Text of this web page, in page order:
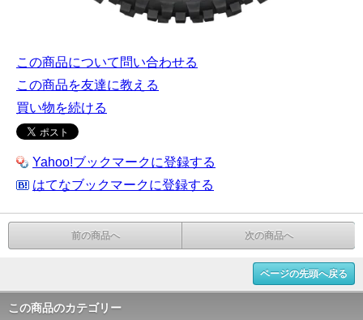
この商品について問い合わせる
この商品を友達に教える
買い物を続ける
Yahoo!ブックマークに登録する
はてなブックマークに登録する
前の商品へ 次の商品へ
ページの先頭へ戻る
この商品のカテゴリー